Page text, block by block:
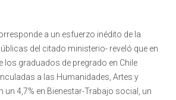
a un esfuerzo inédito de la
del citado ministerio- reveló que en
los graduados de pregrado en Chile
a las Humanidades, Artes y
un 4,7% en Bienestar-Trabajo social, un